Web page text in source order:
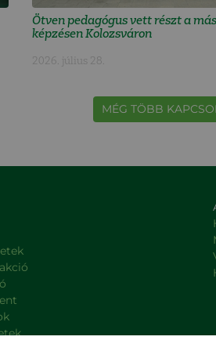
Ötven pedagógus vett részt a
képzésen Kolozsváron
2026. július 28.
MÉG TÖBB